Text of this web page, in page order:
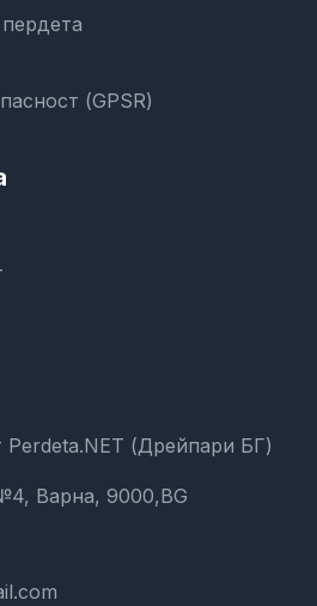
(GPSR)
Perdeta.NET (Дрейпари БГ)
Варна, 9000,BG